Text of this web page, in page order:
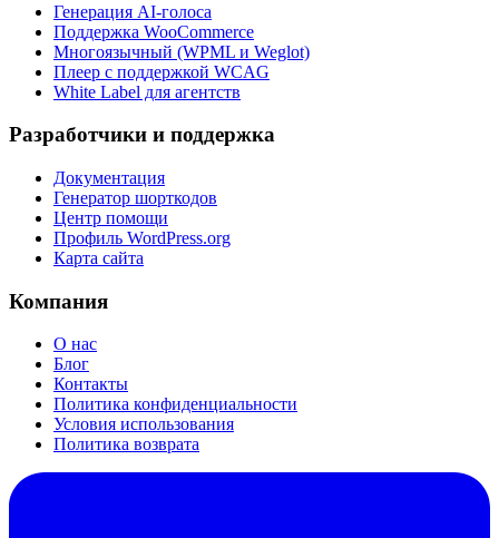
Генерация AI-голоса
Поддержка WooCommerce
Многоязычный (WPML и Weglot)
Плеер с поддержкой WCAG
White Label для агентств
Разработчики и поддержка
Документация
Генератор шорткодов
Центр помощи
Профиль WordPress.org
Карта сайта
Компания
О нас
Блог
Контакты
Политика конфиденциальности
Условия использования
Политика возврата